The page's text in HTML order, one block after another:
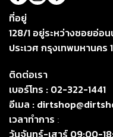
ที่อยู่
128/1 อยู่ระหว่างซอยอ่อ
ประเวศ กรุงเทพมหานคร
ติดต่อเรา
เบอร์โทร : 02-322-1441
อีเมล :
เวลาทำการ :
วันจันทร์-เสาร์ 09:00-